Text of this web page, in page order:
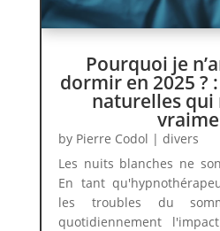
Pourquoi je
dormir en 2025 ?
naturelles qui
by Pierre Codol | divers
Les nuits blanches ne
En tant
les troubles du
quotidiennement